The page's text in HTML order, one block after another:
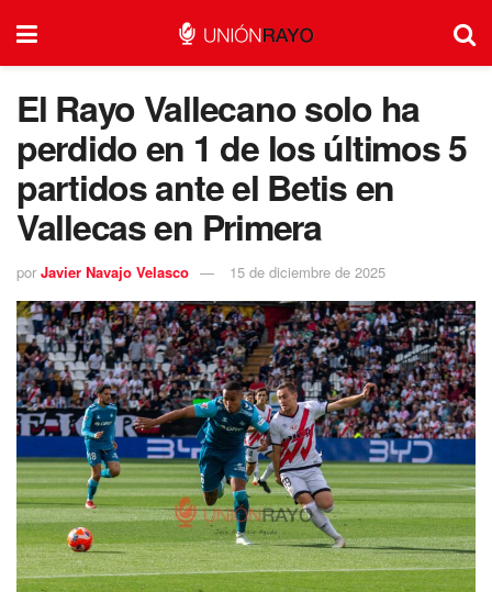
El Rayo Vallecano solo ha
perdido en 1 de los últimos 5
partidos ante el Betis en
Vallecas en Primera
por Javier Navajo Velasco 15 de diciembre de 2025